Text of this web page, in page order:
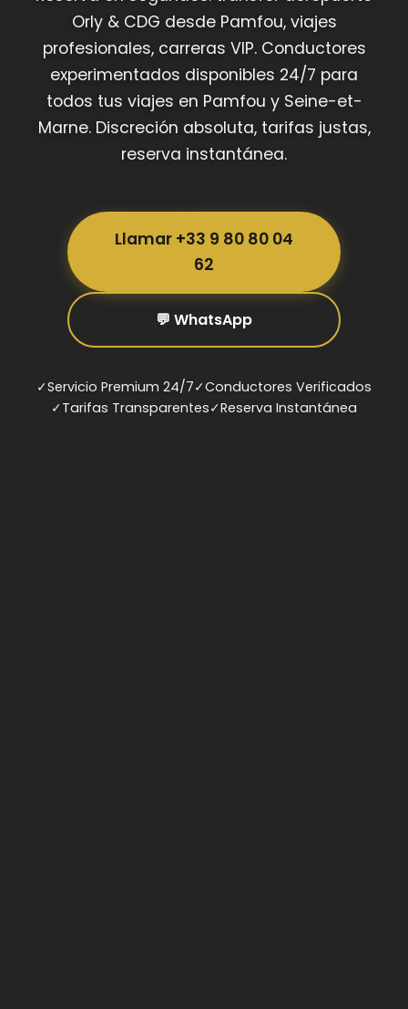
Orly & CDG desde Pamfou, viajes
profesionales, carreras VIP. Conductores
experimentados disponibles 24/7 para
todos tus viajes en Pamfou y Seine-et-
Marne. Discreción absoluta, tarifas justas,
reserva instantánea.
Llamar +33 9 80 80 04
62
💬 WhatsApp
✓Servicio Premium 24/7✓Conductores Verificados
✓Tarifas Transparentes✓Reserva Instantánea